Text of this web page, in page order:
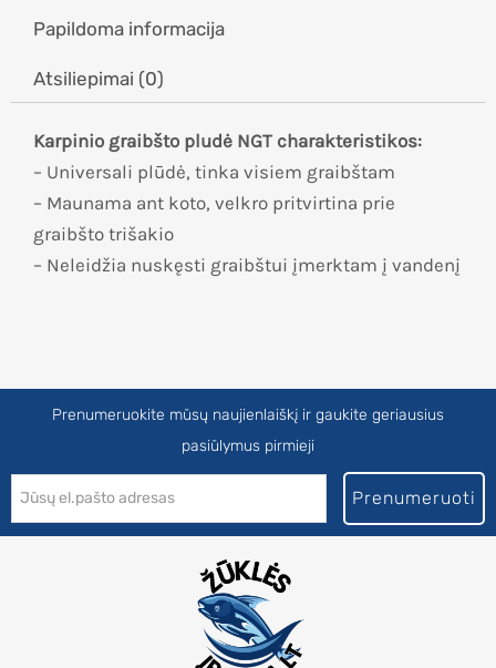
Papildoma informacija
Atsiliepimai (0)
Karpinio graibšto pludė NGT charakteristikos:
– Universali plūdė, tinka visiem graibštam
– Maunama ant koto, velkro pritvirtina prie
graibšto trišakio
– Neleidžia nuskęsti graibštui įmerktam į vandenį
Prenumeruokite mūsų naujienlaiškį ir gaukite geriausius
pasiūlymus pirmieji
Prenumeruoti